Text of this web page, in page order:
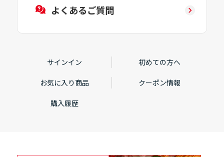
よくあるご質問
サインイン 初めての方へ
お気に入り商品 クーポン情報
購入履歴